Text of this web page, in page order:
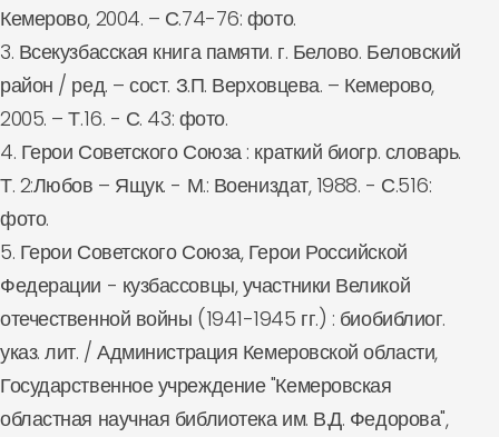
Кемерово, 2004. – С.74-76: фото.
3. Всекузбасская книга памяти. г. Белово. Беловский
район / ред. – сост. З.П. Верховцева. – Кемерово,
2005. – Т.16. - С. 43: фото.
4. Герои Советского Союза : краткий биогр. словарь.
Т. 2:Любов – Ящук. - М.: Воениздат, 1988. - С.516:
фото.
5. Герои Советского Союза, Герои Российской
Федерации - кузбассовцы, участники Великой
отечественной войны (1941-1945 гг.) : биобиблиог.
указ. лит. / Администрация Кемеровской области,
Государственное учреждение "Кемеровская
областная научная библиотека им. В.Д. Федорова",